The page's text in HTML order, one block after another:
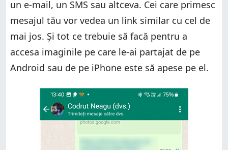
un e-mail, un SMS sau altceva. Cei care primesc
mesajul tău vor vedea un link similar cu cel de
mai jos. Și tot ce trebuie să facă pentru a
accesa imaginile pe care le-ai partajat de pe
Android sau de pe iPhone este să apese pe el.